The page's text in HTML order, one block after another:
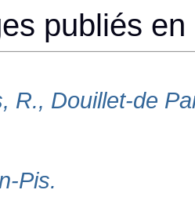
publiés
R., Douillet-de
Pis.